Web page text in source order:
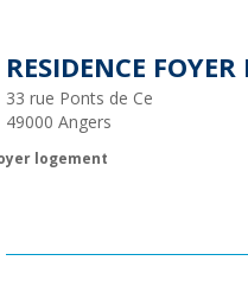
RESIDENCE
33 rue Ponts de Ce
49000 Angers
logement